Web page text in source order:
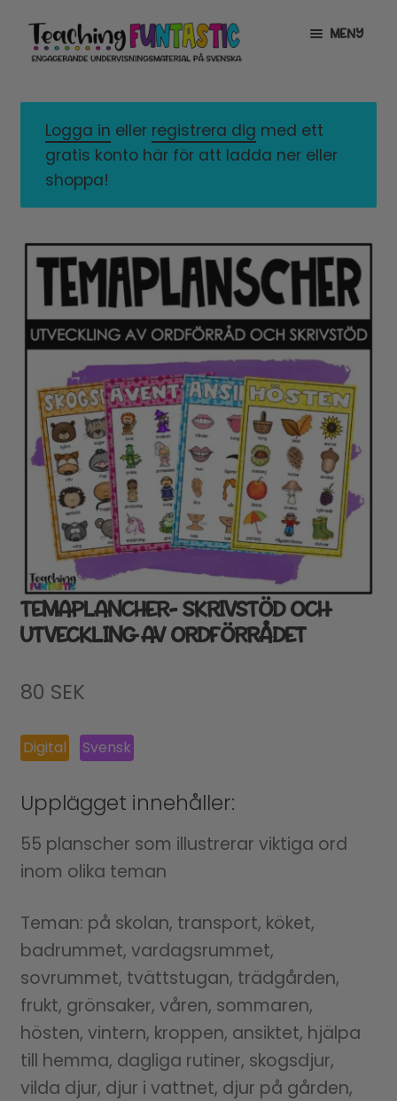
Hoppa
till
navigering
Gå
till
innehåll
MENY
MITT KONTO
GRATISMATERIAL
LICENSER
EXPANDERA
UNDERMENY
TYPSNITT
Logga in eller registrera dig med ett
gratis konto här för att ladda ner eller
shoppa!
TEMAPLANCHER- SKRIVSTÖD OCH
UTVECKLING AV ORDFÖRRÅDET
80 SEK
Digital Svensk
Upplägget innehåller:
55 planscher som illustrerar viktiga ord
inom olika teman
Teman: på skolan, transport, köket,
badrummet, vardagsrummet,
sovrummet, tvättstugan, trädgården,
frukt, grönsaker, våren, sommaren,
hösten, vintern, kroppen, ansiktet, hjälpa
till hemma, dagliga rutiner, skogsdjur,
vilda djur, djur i vattnet, djur på gården,